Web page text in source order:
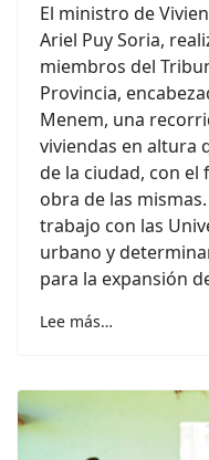
El ministro de
Ariel Puy Soria,
miembros del
Provincia,
Menem, una
viviendas en altura
de la ciudad, con el
obra de las
trabajo con las
urbano y
para la expansión
Lee más…